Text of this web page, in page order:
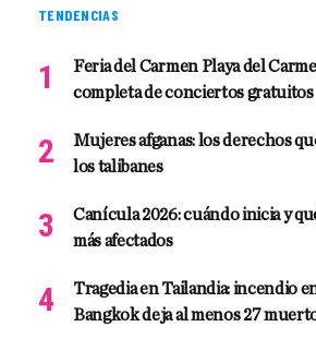
TENDENCIAS
Feria del Carmen Playa del
completa de conciertos gratuitos
Mujeres afganas: los derechos
los talibanes
Canícula 2026: cuándo inicia y
más afectados
Tragedia en Tailandia: incendio
Bangkok deja al menos 27